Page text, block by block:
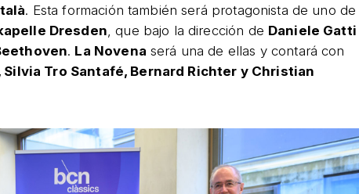
. Esta formación también será protagonista de uno de
Dresden, que bajo la dirección de Daniele Gatti
. La Novena será una de ellas y contará con
Silvia Tro Santafé, Bernard Richter yChristian